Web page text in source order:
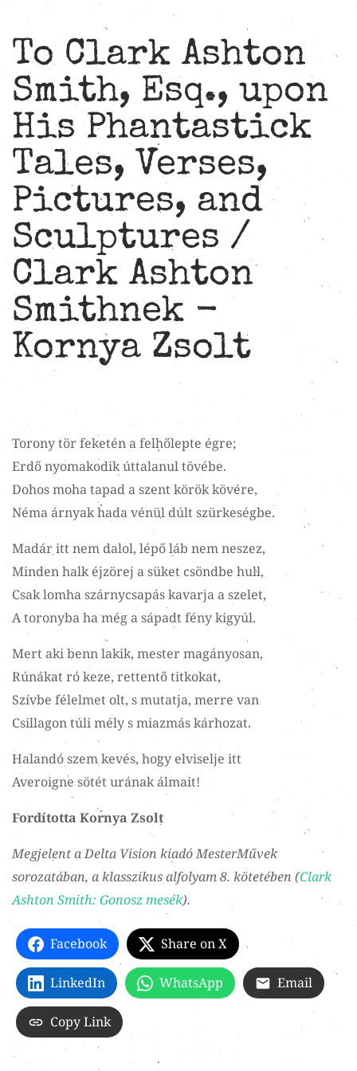
To Clark Ashton
Smith, Esq., upon
His Phantastick
Tales, Verses,
Pictures, and
Sculptures /
Clark Ashton
Smithnek -
Kornya Zsolt
Torony tör feketén a felhőlepte égre;
Erdő nyomakodik úttalanul tövébe.
Dohos moha tapad a szent körök kövére,
Néma árnyak hada vénül dúlt szürkeségbe.
Madár itt nem dalol, lépő láb nem neszez,
Minden halk éjzörej a süket csöndbe hull,
Csak lomha szárnycsapás kavarja a szelet,
A toronyba ha még a sápadt fény kigyúl.
Mert aki benn lakik, mester magányosan,
Rúnákat ró keze, rettentő titkokat,
Szívbe félelmet olt, s mutatja, merre van
Csillagon túli mély s miazmás kárhozat.
Halandó szem kevés, hogy elviselje itt
Averoigne sötét urának álmait!
Fordította Kornya Zsolt
Megjelent a Delta Vision kiadó MesterMűvek
sorozatában, a klasszikus alfolyam 8. kötetében (Clark
Ashton Smith: Gonosz mesék).
Facebook Share on X
LinkedIn WhatsApp Email
Copy Link